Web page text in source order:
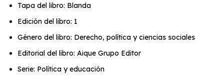
Tapa del libro: Blanda
Edición del libro: 1
Género del libro: Derecho, política y ciencias sociales
Editorial del libro: Aique Grupo Editor
Serie: Política y educación